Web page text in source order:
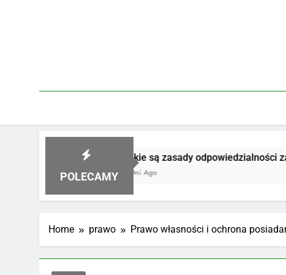
POLECAMY
Jakie są zasady odpowiedzialności za produkt
4 Dni Ago
Home prawo Prawo własności i ochrona